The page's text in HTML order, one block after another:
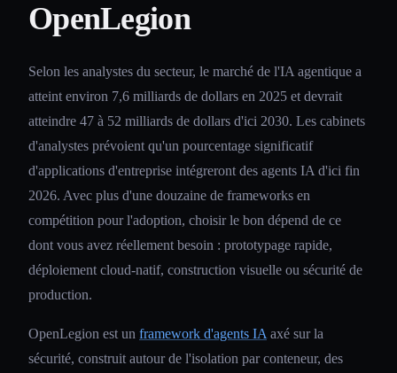
OpenLegion
Selon les analystes du secteur, le marché de l'IA agentique a
atteint environ 7,6 milliards de dollars en 2025 et devrait
atteindre 47 à 52 milliards de dollars d'ici 2030. Les cabinets
d'analystes prévoient qu'un pourcentage significatif
d'applications d'entreprise intégreront des agents IA d'ici fin
2026. Avec plus d'une douzaine de frameworks en
compétition pour l'adoption, choisir le bon dépend de ce
dont vous avez réellement besoin : prototypage rapide,
déploiement cloud-natif, construction visuelle ou sécurité de
production.
OpenLegion est un framework d'agents IA axé sur la
sécurité, construit autour de l'isolation par conteneur, des